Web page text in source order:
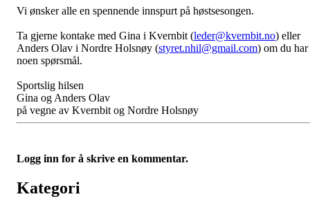
Vi ønsker alle en spennende innspurt på høstsesongen.
Ta gjerne kontake med Gina i Kvernbit (leder@kvernbit.no) eller
Anders Olav i Nordre Holsnøy (styret.nhil@gmail.com) om du har
noen spørsmål.
Sportslig hilsen
Gina og Anders Olav
på vegne av Kvernbit og Nordre Holsnøy
Logg inn for å skrive en kommentar.
Kategori